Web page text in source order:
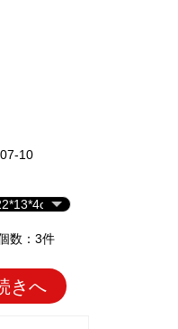
10
数：3件
きへ